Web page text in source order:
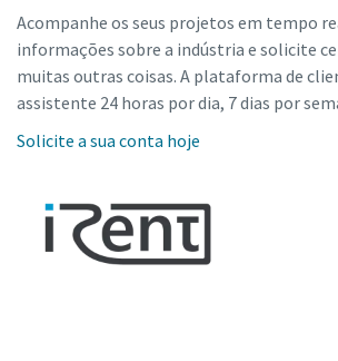
Acompanhe os seus projetos em tempo
informações sobre a indústria e solicite
muitas outras coisas. A plataforma de
assistente 24 horas por dia, 7 dias por
Solicite a sua conta hoje